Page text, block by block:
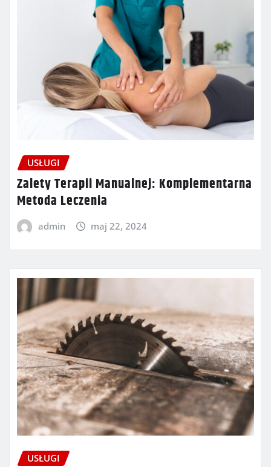
USŁUGI
Zalety Terapii Manualnej: Komplementarna
Metoda Leczenia
admin maj 22, 2024
USŁUGI